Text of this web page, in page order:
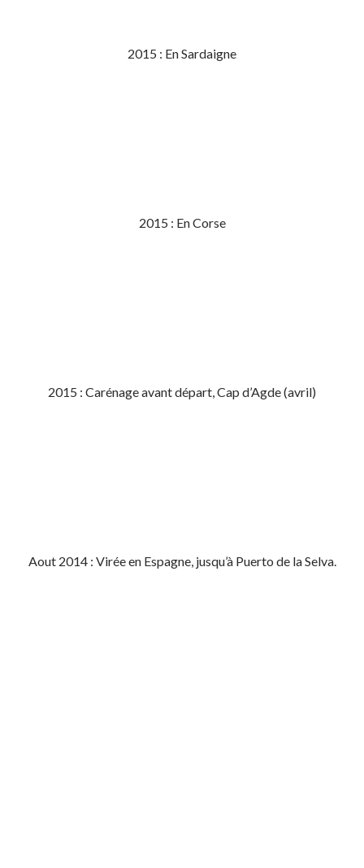
2015 : En Sardaigne
2015 : En Corse
2015 : Carénage avant départ, Cap d’Agde (avril)
Aout 2014 : Virée en Espagne, jusqu’à Puerto de la Selva.